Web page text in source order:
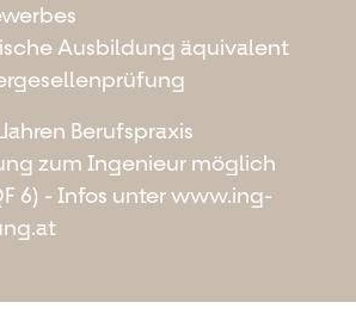
Ausbildung äquivalent
Berufspraxis
zum Ingenieur möglich
6) - Infos unter www.ing-